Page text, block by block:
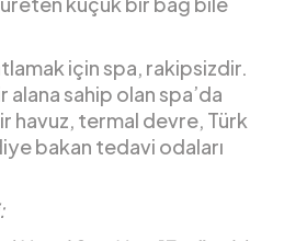
için spa, rakipsizdir.
sahip olan spa’da
havuz, termal devre, Türk
bakan tedavi odaları